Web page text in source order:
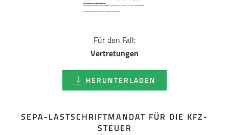
Für den Fall:
Vertretungen
HERUNTERLADEN
SEPA-LASTSCHRIFT­MANDAT FÜR DIE KFZ-
STEUER